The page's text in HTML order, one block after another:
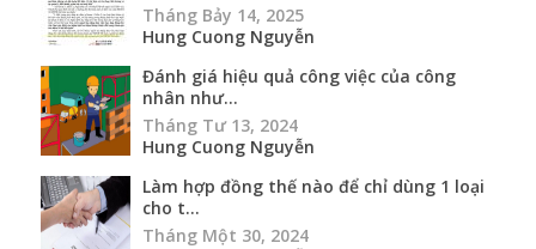
Tháng Bảy 14, 2025
Hung Cuong Nguyễn
Đánh giá hiệu quả công việc của công
nhân như...
Tháng Tư 13, 2024
Hung Cuong Nguyễn
Làm hợp đồng thế nào để chỉ dùng 1 loại
cho t...
Tháng Một 30, 2024